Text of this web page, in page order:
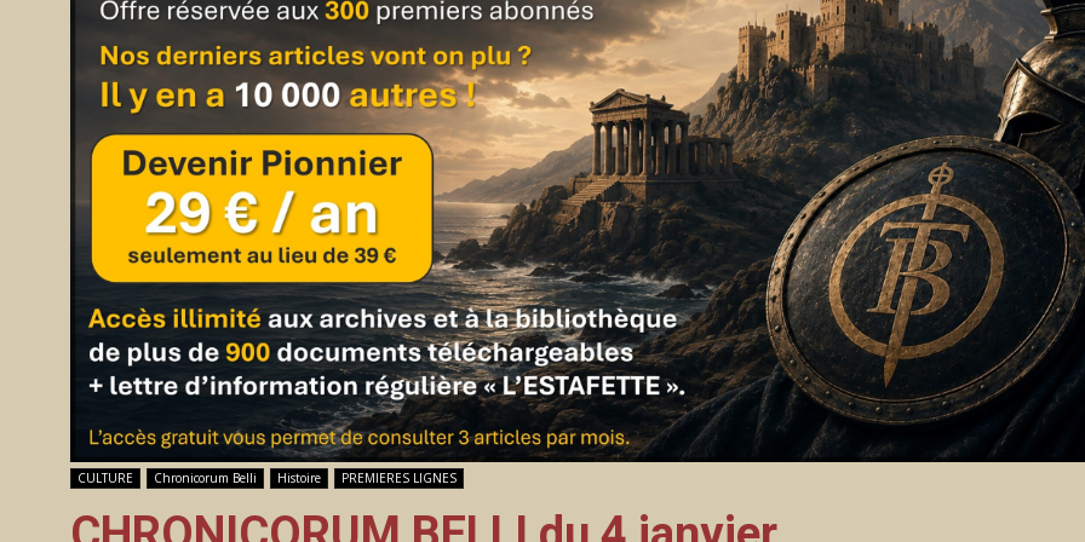
CULTURE Chronicorum Belli Histoire PREMIERES LIGNES